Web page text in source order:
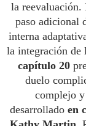
la reevaluación.
paso adicional
interna
la integración de
capítulo 20
duelo
complejo
desarrollado en